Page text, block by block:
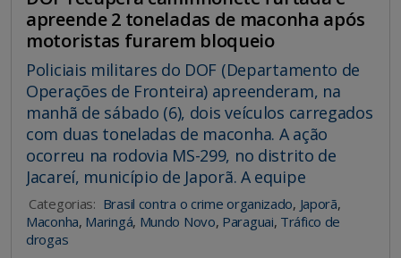
apreende 2 toneladas de maconha após
motoristas furarem bloqueio
Policiais militares do DOF (Departamento de
Operações de Fronteira) apreenderam, na
manhã de sábado (6), dois veículos carregados
com duas toneladas de maconha. A ação
ocorreu na rodovia MS-299, no distrito de
Jacareí, município de Japorã. A equipe
Categorias: Brasil contra o crime organizado, Japorã,
Maconha, Maringá, Mundo Novo, Paraguai, Tráfico de
drogas